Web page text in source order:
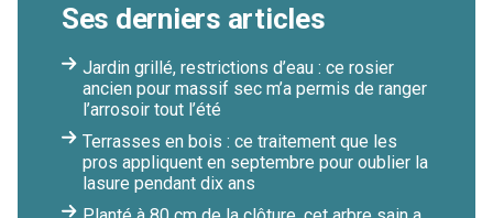
Ses derniers articles
Jardin grillé, restrictions d’eau : ce rosier
ancien pour massif sec m’a permis de ranger
l’arrosoir tout l’été
Terrasses en bois : ce traitement que les
pros appliquent en septembre pour oublier la
lasure pendant dix ans